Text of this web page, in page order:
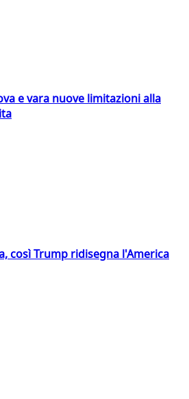
e vara nuove limitazioni alla
così Trump ridisegna l'America